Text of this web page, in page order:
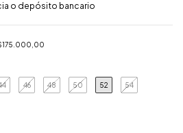
o depósito bancario
46 48 50 52 54